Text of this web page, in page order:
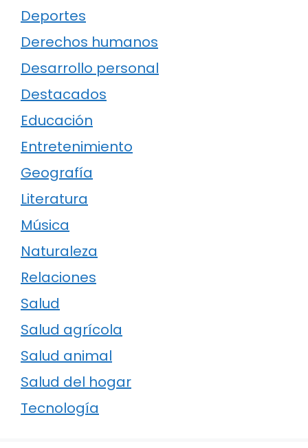
Deportes
Derechos humanos
Desarrollo personal
Destacados
Educación
Entretenimiento
Geografía
Literatura
Música
Naturaleza
Relaciones
Salud
Salud agrícola
Salud animal
Salud del hogar
Tecnología